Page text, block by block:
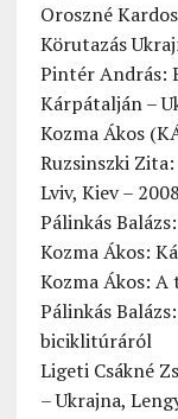
Oroszné
Körutazás
Pintér András:
Kárpátalján –
Kozma Ákos
Ruzsinszki
Lviv, Kiev – 2008
Pálinkás
Kozma Ákos:
Kozma Ákos:
Pálinkás
biciklitúráról
Ligeti Csákné
– Ukrajna,